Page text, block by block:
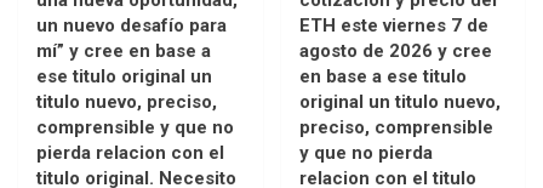
un nuevo desafío para
mí” y cree en base a
ese titulo original un
titulo nuevo, preciso,
comprensible y que no
pierda relacion con el
titulo original. Necesito
ETH este viernes 7 de
agosto de 2026 y cree
en base a ese titulo
original un titulo nuevo,
preciso, comprensible
y que no pierda
relacion con el titulo